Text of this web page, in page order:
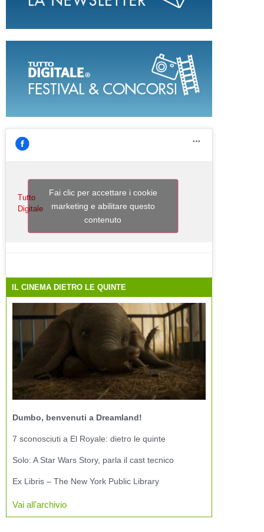
Tutto
Digitale
Fai clic per accettare i cookie
marketing e abilitare questo
contenuto
IL CINEMA DIETRO LE QUINTE
Dumbo, benvenuti a Dreamland!
7 sconosciuti a El Royale: dietro le quinte
Solo: A Star Wars Story, parla il cast tecnico
Ex Libris – The New York Public Library
Vai all'archivio